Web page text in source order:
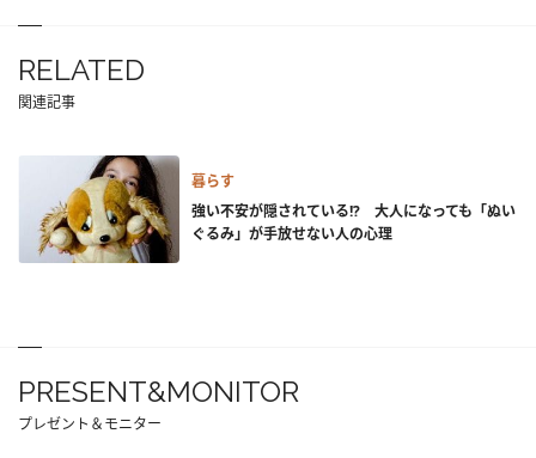
RELATED
関連記事
暮らす
強い不安が隠されている!? 大人になっても「ぬい
ぐるみ」が手放せない人の心理
PRESENT&MONITOR
プレゼント＆モニター